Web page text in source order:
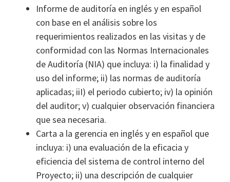
Informe de auditoría en inglés y en español
con base en el análisis sobre los
requerimientos realizados en las visitas y de
conformidad con las Normas Internacionales
de Auditoría (NIA) que incluya: i) la finalidad y
uso del informe; ii) las normas de auditoría
aplicadas; iiI) el periodo cubierto; iv) la opinión
del auditor; v) cualquier observación financiera
que sea necesaria.
Carta a la gerencia en inglés y en español que
incluya: i) una evaluación de la eficacia y
eficiencia del sistema de control interno del
Proyecto; ii) una descripción de cualquier